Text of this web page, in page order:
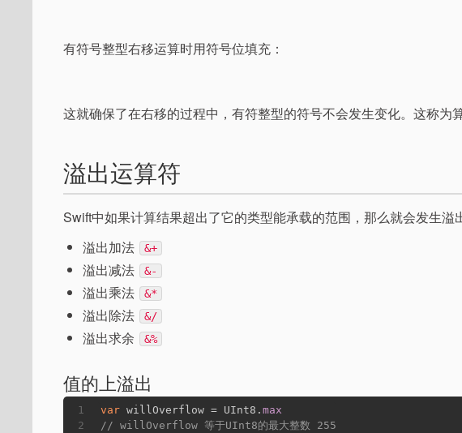
有符号整型右移运算时用符号位填充：
这就确保了在右移的过程中，有符整型的符号不会发生变化。这称为算
溢出运算符
Swift中如果计算结果超出了它的类型能承载的范围，那么就会发生
溢出加法
&+
溢出减法 &-
溢出乘法 &*
溢出除法 &/
溢出求余 &%
值的上溢出
1
2
var willOverflow = UInt8. max
// willOverflow 等于UInt8的最大整数 255